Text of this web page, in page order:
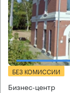
БЕЗ КОМИССИИ
Бизнес-центр